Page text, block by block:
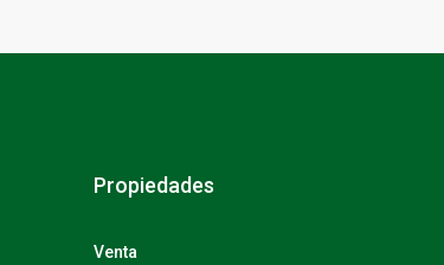
Propiedades
Venta